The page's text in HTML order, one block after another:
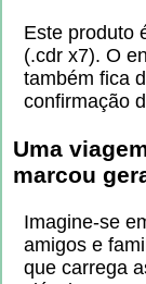
Este produto
(.cdr x7). O
também fica
confirmação
Uma
marcou
Imagine-se
amigos e
que carrega